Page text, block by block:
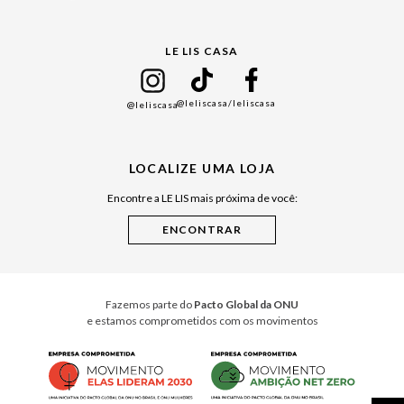
Cuidados Casa
LE LIS CASA
@leliscasa@leliscasa/leliscasa
LOCALIZE UMA LOJA
Encontre a LE LIS mais próxima de você:
Fazemos parte do Pacto Global da ONU
e estamos comprometidos com os movimentos